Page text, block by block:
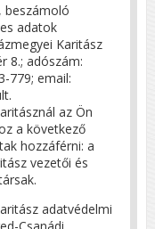
beszámoló
adatok
Karitász
8.; adószám:
779; email:
az Ön
a következő
hozzáférni: a
vezetői és
adatvédelmi